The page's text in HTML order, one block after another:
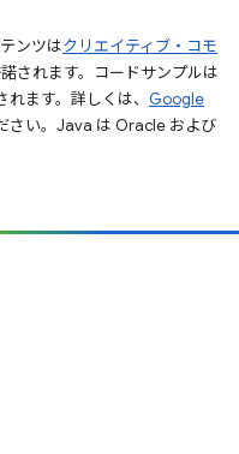
ンツはクリエイティブ・コモ
されます。コードサンプルは
ます。詳しくは、 Google
さい。Java は Oracle および